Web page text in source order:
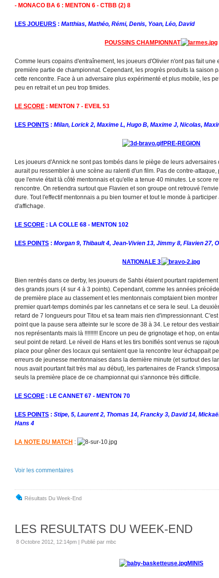
- MONACO BA 6 : MENTON 6 - CTBB (2) 8
LES JOUEURS : Matthias, Mathéo, Rémi, Denis, Yoan, Léo, David
POUSSINS CHAMPIONNAT
Comme leurs copains d'entraînement, les joueurs d'Olivier n'ont pas fait une
première partie de championnat. Cependant, les progrès produits la saison
cette rencontre. Face à un adversaire plus expérimenté et plus mobile, les
peu en retrait et un peu trop timides.
LE SCORE : MENTON 7 - EVEIL 53
LES POINTS : Milan, Lorick 2, Maxime L, Hugo B, Maxime J, Nicolas,
PRE-REGION
Les joueurs d'Annick ne sont pas tombés dans le piège de leurs
aurait pu ressembler à une scène au ralenti d'un film. Pas de contre-
que l'envie était là côté mentonnais et qu'elle a tenue 40 minutes. Le score
rencontre. On retiendra surtout que Flavien et son groupe ont retrouvé
dure. Tout l'effectif mentonnais a pu bien tourner et tout le monde à
d'affichage.
LE SCORE : LA COLLE 68 - MENTON 102
LES POINTS : Morgan 9, Thibault 4, Jean-Vivien 13, Jimmy 8, Flavien 27,
NATIONALE 3
Bien rentrés dans ce derby, les joueurs de Sahbi étaient pourtant
des grands jours (4 sur 4 à 3 points). Cependant, comme les années
de première place au classement et les mentonnais comptaient bien
premier quart-temps dominés par les cannetans et ce sera le seul. La
retard de 7 longueurs pour Titou et sa team mais rien d'impressionnant.
point que la pause sera atteinte sur le score de 38 à 34. Le retour des
nos représentants mais là !!!!!!!!! Encore un peu de grignotage et hop, on
seul point de retard. Le réveil de Hans et les tirs bonifiés sont venus se
place pour gêner des locaux qui sentaient que la rencontre leur échappait
erreurs de jeunesse mentonnaises dans la dernière minute (et surtout des
nous avait pourtant fait très mal au début), les partenaires de Franck
seuls la première place de ce championnat qui s'annonce très difficile.
LE SCORE : LE CANNET 67 - MENTON 70
LES POINTS : Stipe, 5, Laurent 2, Thomas 14, Francky 3, David 14,
Hans 4
LA NOTE DU MATCH :
Voir les commentaires
Résultats Du Week-End
LES RESULTATS DU WEEK-END
8 Octobre 2012, 12:14pm | Publié par mbc
MINIS